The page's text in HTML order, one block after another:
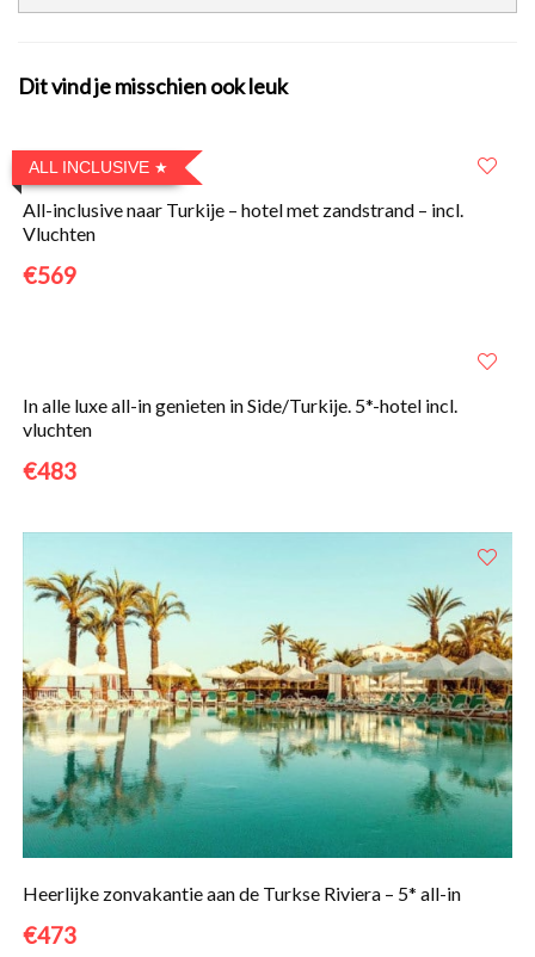
Dit vind je misschien ook leuk
ALL INCLUSIVE
All-inclusive naar Turkije – hotel met zandstrand – incl.
Vluchten
€569
In alle luxe all-in genieten in Side/Turkije. 5*-hotel incl.
vluchten
€483
Heerlijke zonvakantie aan de Turkse Riviera – 5* all-in
€473